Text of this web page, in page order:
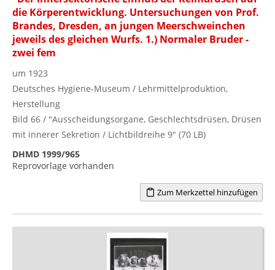
die Körperentwicklung. Untersuchungen von Prof.
Brandes, Dresden, an jungen Meerschweinchen
jeweils des gleichen Wurfs. 1.) Normaler Bruder -
zwei fem
um 1923
Deutsches Hygiene-Museum / Lehrmittelproduktion,
Herstellung
Bild 66 / "Ausscheidungsorgane, Geschlechtsdrüsen, Drüsen
mit innerer Sekretion / Lichtbildreihe 9" (70 LB)
DHMD 1999/965
Reprovorlage vorhanden
Zum Merkzettel hinzufügen